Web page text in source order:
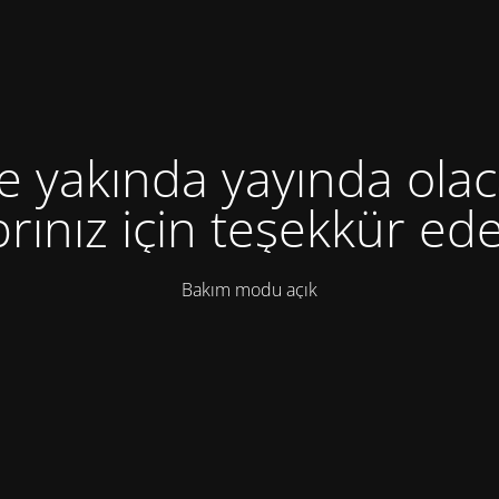
yakında yayında
için teşekkür
Bakım modu açık